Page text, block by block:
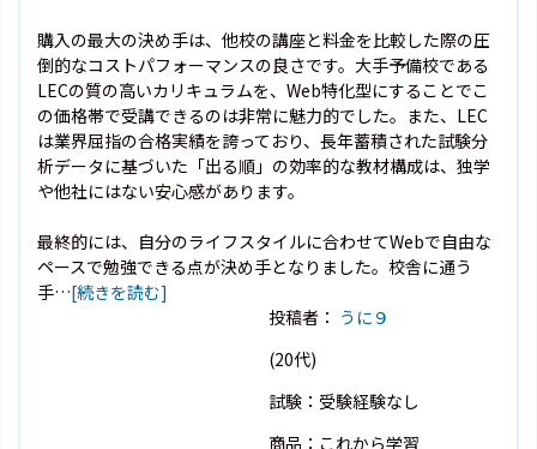
購入の最大の決め手は、他校の講座と料金を比較した際の圧
倒的なコストパフォーマンスの良さです。大手予備校である
LECの質の高いカリキュラムを、Web特化型にすることでこ
の価格帯で受講できるのは非常に魅力的でした。また、LEC
は業界屈指の合格実績を誇っており、長年蓄積された試験分
析データに基づいた「出る順」の効率的な教材構成は、独学
や他社にはない安心感があります。
最終的には、自分のライフスタイルに合わせてWebで自由な
ペースで勉強できる点が決め手となりました。校舎に通う
手…[続きを読む]
投稿者： うに９
(20代)
試験：受験経験なし
商品：これから学習